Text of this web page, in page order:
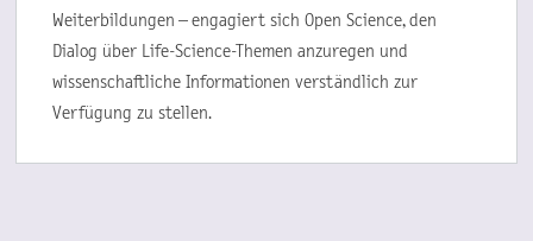
Weiterbildungen – engagiert sich Open Science, den
Dialog über Life-Science-Themen anzuregen und
wissenschaftliche Informationen verständlich zur
Verfügung zu stellen.